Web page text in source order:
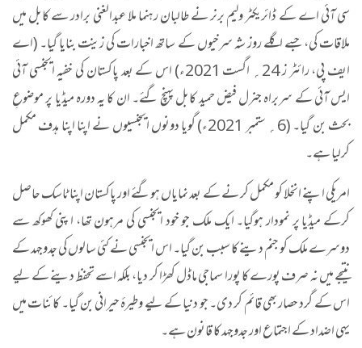
سی آئی اے کے ڈائریکٹر ولیم برنر نے طالبان رہنما ملا عبدالغنی برادر سے کابل میں
ملاقات کی، جسے اگلے روز شہ سرخیوں کے ساتھ اخبارات کی زینت بنایا گیا۔ (اے
ایف پی، رائٹر ز 24؍ اگست 2021ء) اس کے بعد پاکستان کی خفیہ ایجنسی آئی
ایس آئی کے سربراہ جنرل فیض حمید کابل پہنچ گئے۔ ان کا یہ دورہ میڈیا پر موضوعِ
بحث بن گیا۔ (6؍ ستمبر 2021ء) گویا دونوں ایجنسیوں نے اپنا اپنا ہدف مکمل
کرلیا ہے۔
امریکی اپنے انخلا کو مکمل کر نے کے بعد نمایاں ہوگئے اور پاکستان اپنا ٹاسک حاصل
کرکے میڈیا پر نمودار ہوگیا۔ ایک ملک جو خود ایجنسی کی مرہون تھا، ا پنی کھوکھ سے
دوسرے ملک کو جنم دینے کا سبب بن گیا۔ اس ایجنسی نے کئی سالوں کی جدوجہد کے
نتیجے میں نہ صرف پورے کا پورا سماجی ماڈل کھڑا کر دیا، بلکہ اسے تحفظ دینے کے لیے
اس کے گرد حصار بھی قائم کر دی۔ جو دنیا کے لیے وطیرۂ حیرانی بن گیا۔ کائنات میں
یہی اضداد کے اجتماع اور جدوجہد کا قانون ہے۔